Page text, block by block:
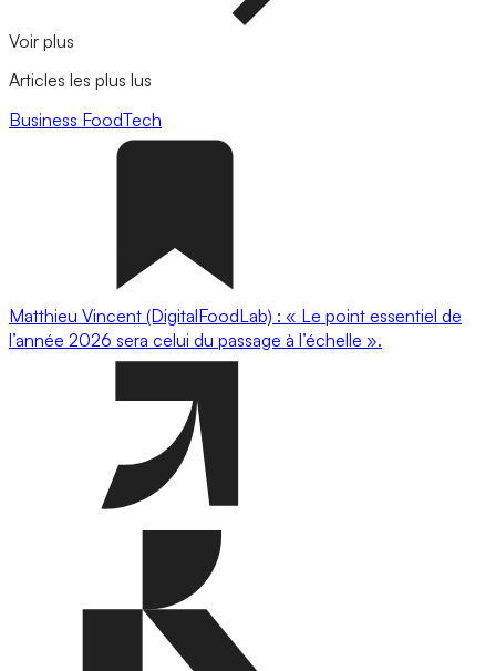
Voir plus
Articles les plus lus
Business FoodTech
Matthieu Vincent (DigitalFoodLab) : « Le point essentiel de
l’année 2026 sera celui du passage à l’échelle ».